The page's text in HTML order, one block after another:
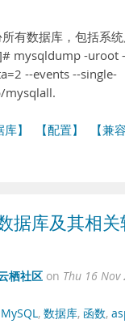
有数据库，包括系
mysqldump -uroot
--events --single-
mysqlall.
库】 【配置】 【兼
据库及其相
栖社区 on Thu 16
MySQL, 数据库, 函数,